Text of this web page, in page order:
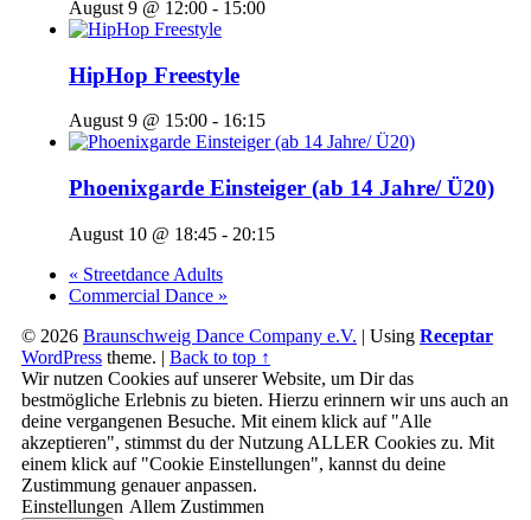
August 9 @ 12:00 - 15:00
HipHop Freestyle
August 9 @ 15:00 - 16:15
Phoenixgarde Einsteiger (ab 14 Jahre/ Ü20)
August 10 @ 18:45 - 20:15
« Streetdance Adults
Commercial Dance »
© 2026 Braunschweig Dance Company e.V. | Using Receptar
WordPress theme. | Back to top ↑
Wir nutzen Cookies auf unserer Website, um Dir das
bestmögliche Erlebnis zu bieten. Hierzu erinnern wir uns auch an
deine vergangenen Besuche. Mit einem klick auf "Alle
akzeptieren", stimmst du der Nutzung ALLER Cookies zu. Mit
einem klick auf "Cookie Einstellungen", kannst du deine
Zustimmung genauer anpassen.
Einstellungen Allem Zustimmen